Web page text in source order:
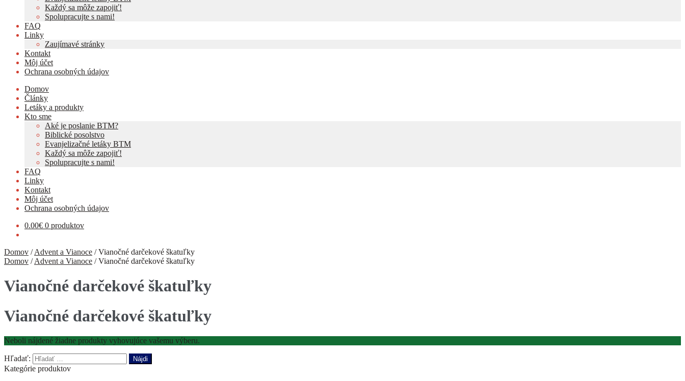
Každý sa môže zapojiť!
Spolupracujte s nami!
FAQ
Linky
Zaujímavé stránky
Kontakt
Môj účet
Ochrana osobných údajov
Domov
Články
Letáky a produkty
Kto sme
Aké je poslanie BTM?
Biblické posolstvo
Evanjelizačné letáky BTM
Každý sa môže zapojiť!
Spolupracujte s nami!
FAQ
Linky
Kontakt
Môj účet
Ochrana osobných údajov
0.00€ 0 produktov
Domov /Advent a Vianoce /Vianočné darčekové škatuľky
Domov /Advent a Vianoce /Vianočné darčekové škatuľky
Vianočné darčekové škatuľky
Vianočné darčekové škatuľky
Neboli nájdené žiadne produkty vyhovujúce vašemu výberu.
Hľadať:
Kategórie produktov